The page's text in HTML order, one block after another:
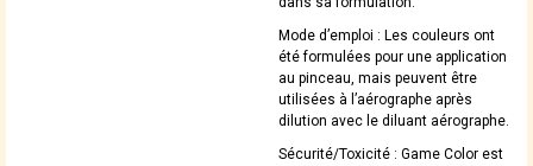
Mode d’emploi : Les couleurs ont
été formulées pour une application
au pinceau, mais peuvent être
utilisées à l’aérographe après
dilution avec le diluant aérographe.
Sécurité/Toxicité : Game Color est